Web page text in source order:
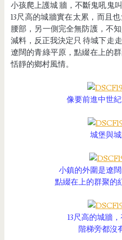
小孩爬上護城 牆，不斷鬼吼鬼
13尺高的城牆實在太累，而且
腰部，另一側完全無防護，不
減料，反正我決定只 待城下走
遼闊的青綠平原，點綴在上的
恬靜的鄉村風情。
像要前進中世
城堡與
小鎮的外圍是遼
點綴在上的群聚的
13尺高的城牆
階梯旁都沒